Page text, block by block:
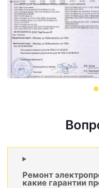
Ремонт
какие гарантии